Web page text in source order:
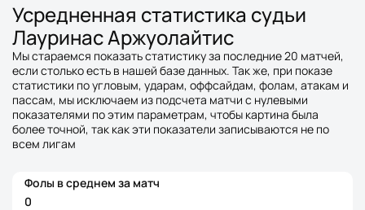
Усредненная статистика судьи
Лауринас Аржуолайтис
Мы стараемся показать статистику за последние 20 матчей,
если столько есть в нашей базе данных. Так же, при показе
статистики по угловым, ударам, оффсайдам, фолам, атакам и
пассам, мы исключаем из подсчета матчи с нулевыми
показателями по этим параметрам, чтобы картина была
более точной, так как эти показатели записываются не по
всем лигам
Фолы в среднем за матч
0